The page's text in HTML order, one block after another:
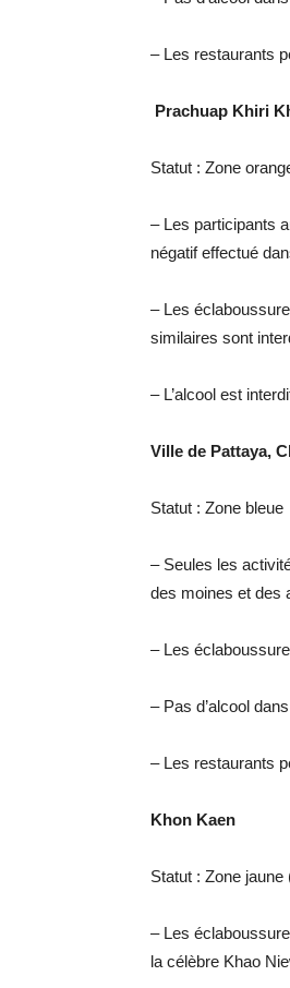
– Les restaurants
Prachuap Khiri
Statut : Zone
– Les participants
négatif effectué
– Les
similaires sont
– L’alcool est
Ville de Pattaya,
Statut : Zone bleue
– Seules les
des moines et des
– Les
– Pas d’alcool
– Les restaurants
Khon Kaen
Statut : Zone
– Les
la célèbre Khao